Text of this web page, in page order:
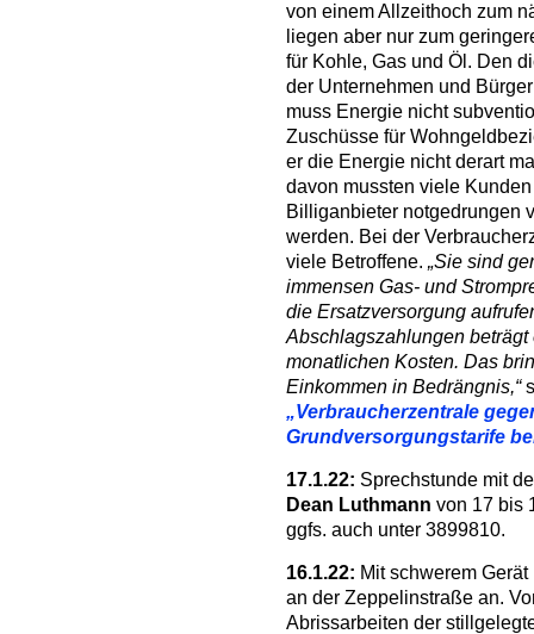
von einem Allzeithoch zum
liegen aber nur zum
für Kohle, Gas und Öl. Den
der Unternehmen und
muss Energie nicht
Zuschüsse für
er die Energie nicht derart
davon mussten viele
Billiganbieter notgedrungen
werden. Bei der
viele Betroffene. „Sie sind
immensen Gas- und
die Ersatzversorgung
Abschlagszahlungen
monatlichen Kosten. Das
Einkommen in Bedrängnis,“
„Verbraucherzentrale
Grundversorgungstarife
17.1.22: Sprechstunde mit
Dean Luthmann von 17 bis
ggfs. auch unter 3899810.
16.1.22: Mit schwerem
an der Zeppelinstraße an.
Abrissarbeiten der